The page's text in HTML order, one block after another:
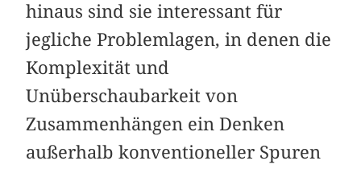
hinaus sind sie interessant für
jegliche Problemlagen, in denen die
Komplexität und
Unüberschaubarkeit von
Zusammenhängen ein Denken
außerhalb konventioneller Spuren